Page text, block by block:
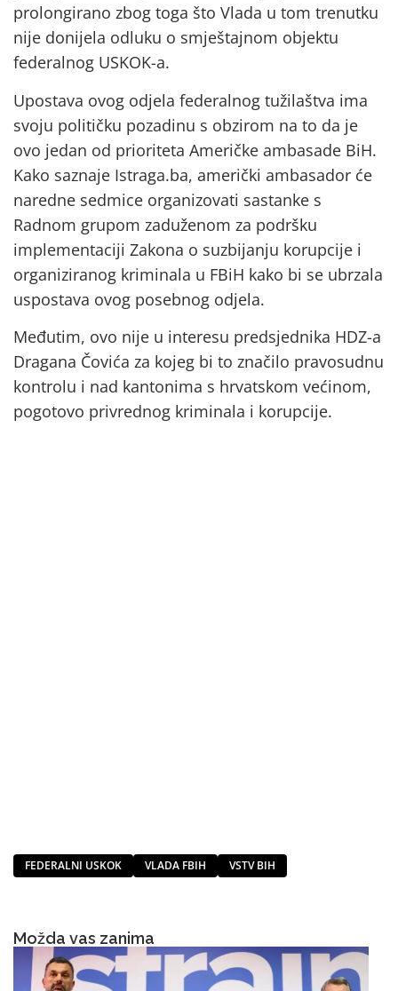
prolongirano zbog toga što Vlada u tom trenutku
nije donijela odluku o smještajnom objektu
federalnog USKOK-a.
Upostava ovog odjela federalnog tužilaštva ima
svoju političku pozadinu s obzirom na to da je
ovo jedan od prioriteta Američke ambasade BiH.
Kako saznaje Istraga.ba, američki ambasador će
naredne sedmice organizovati sastanke s
Radnom grupom zaduženom za podršku
implementaciji Zakona o suzbijanju korupcije i
organiziranog kriminala u FBiH kako bi se ubrzala
uspostava ovog posebnog odjela.
Međutim, ovo nije u interesu predsjednika HDZ-a
Dragana Čovića za kojeg bi to značilo pravosudnu
kontrolu i nad kantonima s hrvatskom većinom,
pogotovo privrednog kriminala i korupcije.
FEDERALNI USKOK VLADA FBIH VSTV BIH
Možda vas zanima